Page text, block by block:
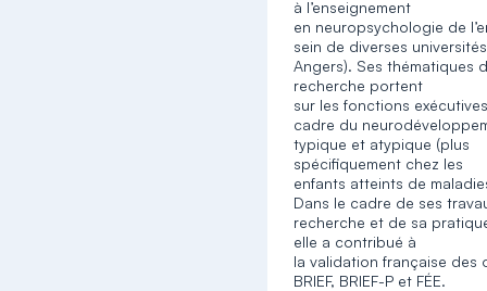
à l’enseignement
en neuropsychologie de
sein de diverses
Angers). Ses thématiques
recherche portent
sur les fonctions
cadre du
typique et atypique (plus
spécifiquement chez les
enfants atteints de
Dans le cadre de ses
recherche et de sa
elle a contribué à
la validation française des
BRIEF, BRIEF-P et FÉE.